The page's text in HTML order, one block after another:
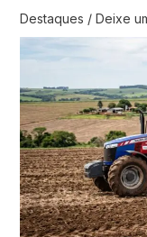
Destaques / Deixe